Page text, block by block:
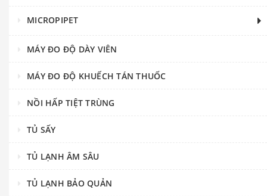
MICROPIPET
MÁY ĐO ĐỘ DÀY VIÊN
MÁY ĐO ĐỘ KHUẾCH TÁN THUỐC
NỒI HẤP TIỆT TRÙNG
TỦ SẤY
TỦ LẠNH ÂM SÂU
TỦ LẠNH BẢO QUẢN